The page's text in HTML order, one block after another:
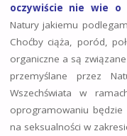
oczywiście nie wie o
Natury jakiemu
Choćby ciąża, poród,
organiczne a są
przemyślane przez
Wszechświata w
oprogramowaniu będzie
na seksualności w